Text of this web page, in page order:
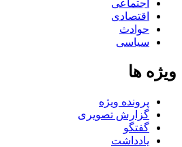
اجتماعی
اقتصادی
حوادث
سیاسی
ویژه ها
پرونده ویژه
گزارش تصویری
گفتگو
یادداشت